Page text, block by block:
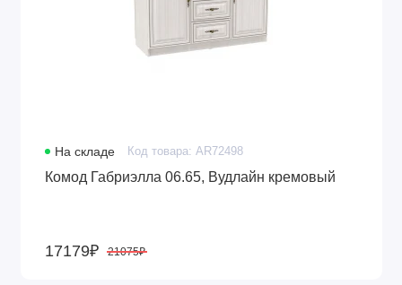
На складе Код товара: AR72498
Комод Габриэлла 06.65, Вудлайн кремовый
17179₽ 21075₽